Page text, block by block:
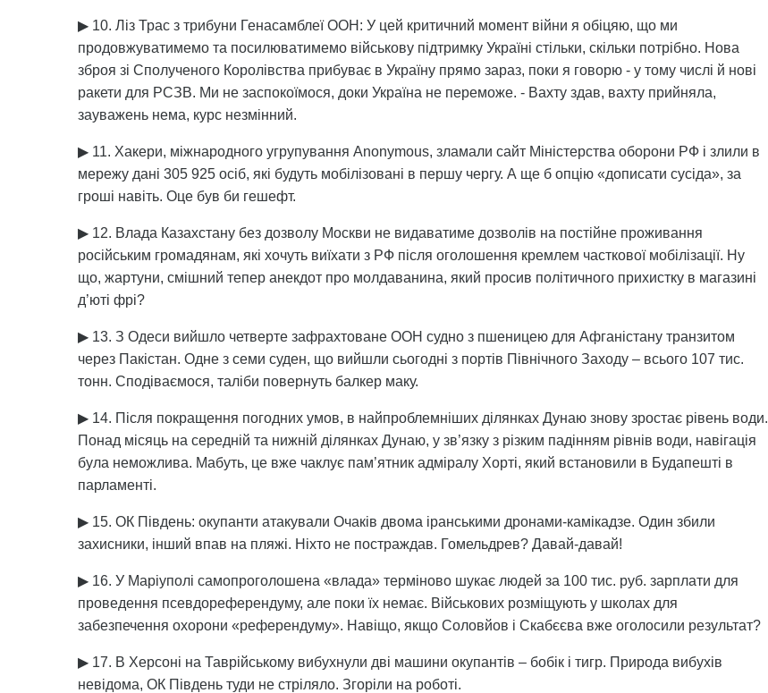
▶ 10. Ліз Трас з трибуни Генасамблеї ООН: У цей критичний момент війни я обіцяю, що ми
продовжуватимемо та посилюватимемо військову підтримку Україні стільки, скільки потрібно. Нова
зброя зі Сполученого Королівства прибуває в Україну прямо зараз, поки я говорю - у тому числі й нові
ракети для РСЗВ. Ми не заспокоїмося, доки Україна не переможе. - Вахту здав, вахту прийняла,
зауважень нема, курс незмінний.
▶ 11. Хакери, міжнародного угрупування Anonymous, зламали сайт Міністерства оборони РФ і злили в
мережу дані 305 925 осіб, які будуть мобілізовані в першу чергу. А ще б опцію «дописати сусіда», за
гроші навіть. Оце був би гешефт.
▶ 12. Влада Казахстану без дозволу Москви не видаватиме дозволів на постійне проживання
російським громадянам, які хочуть виїхати з РФ після оголошення кремлем часткової мобілізації. Ну
що, жартуни, смішний тепер анекдот про молдаванина, який просив політичного прихистку в магазині
д’юті фрі?
▶ 13. З Одеси вийшло четверте зафрахтоване ООН судно з пшеницею для Афганістану транзитом
через Пакістан. Одне з семи суден, що вийшли сьогодні з портів Північного Заходу – всього 107 тис.
тонн. Сподіваємося, таліби повернуть балкер маку.
▶ 14. Після покращення погодних умов, в найпроблемніших ділянках Дунаю знову зростає рівень води.
Понад місяць на середній та нижній ділянках Дунаю, у зв’язку з різким падінням рівнів води, навігація
була неможлива. Мабуть, це вже чаклує пам’ятник адміралу Хорті, який встановили в Будапешті в
парламенті.
▶ 15. ОК Південь: окупанти атакували Очаків двома іранськими дронами-камікадзе. Один збили
захисники, інший впав на пляжі. Ніхто не постраждав. Гомельдрев? Давай-давай!
▶ 16. У Маріуполі самопроголошена «влада» терміново шукає людей за 100 тис. руб. зарплати для
проведення псевдореферендуму, але поки їх немає. Військових розміщують у школах для
забезпечення охорони «референдуму». Навіщо, якщо Соловйов і Скабєєва вже оголосили результат?
▶ 17. В Херсоні на Таврійському вибухнули дві машини окупантів – бобік і тигр. Природа вибухів
невідома, ОК Південь туди не стріляло. Згоріли на роботі.